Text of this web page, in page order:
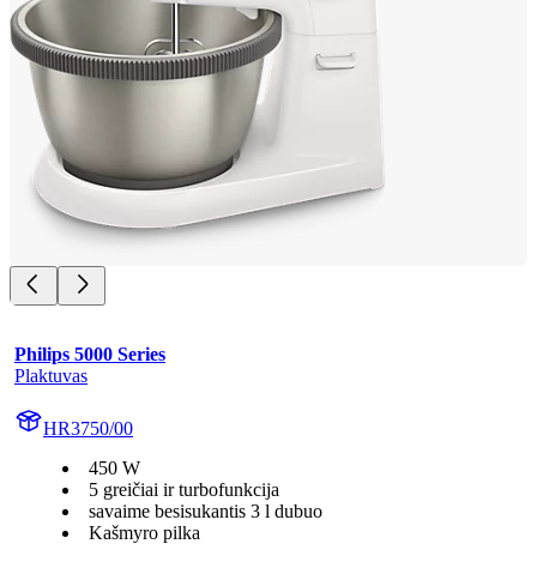
Philips 5000 Series
Plaktuvas
HR3750/00
450 W
5 greičiai ir turbofunkcija
savaime besisukantis 3 l dubuo
Kašmyro pilka